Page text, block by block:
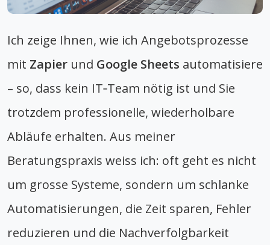
Ich zeige Ihnen, wie ich Angebotsprozesse
mit Zapier und Google Sheets automatisiere
– so, dass kein IT‑Team nötig ist und Sie
trotzdem professionelle, wiederholbare
Abläufe erhalten. Aus meiner
Beratungspraxis weiss ich: oft geht es nicht
um grosse Systeme, sondern um schlanke
Automatisierungen, die Zeit sparen, Fehler
reduzieren und die Nachverfolgbarkeit